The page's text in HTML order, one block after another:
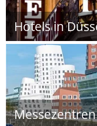
Hotels in
Messezentren